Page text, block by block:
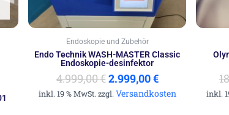
Endoskopie und Zubehör
Endo Technik WASH-MASTER Classic
Endoskopie-desinfektor
4.999,00€2.999,00€
inkl. 19 % MwSt. zzgl. Versandkosten inkl.